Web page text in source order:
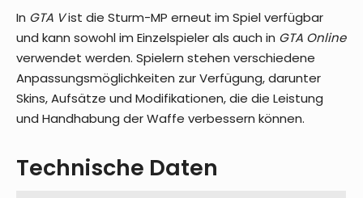
In GTA Vist die Sturm-MP erneut im Spiel verfügbar
und kann sowohl im Einzelspieler als auch in GTA Online
verwendet werden. Spielern stehen verschiedene
Anpassungsmöglichkeiten zur Verfügung, darunter
Skins, Aufsätze und Modifikationen, die die Leistung
und Handhabung der Waffe verbessern können.
Technische Daten